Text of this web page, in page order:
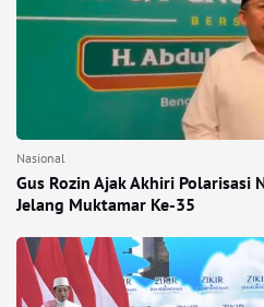
Nasional
Gus Rozin Ajak Akhiri Polarisasi
Jelang Muktamar Ke-35